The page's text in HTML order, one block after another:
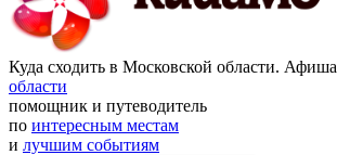
Куда сходить в Московской области. Афиша
области
помощник и путеводитель
по интересным местам
и лучшим событиям